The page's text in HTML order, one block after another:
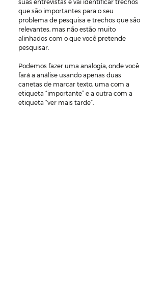
suas entrevistas e vai identificar trechos
que são importantes para o seu
problema de pesquisa e trechos que são
relevantes, mas não estão muito
alinhados com o que você pretende
pesquisar.
Podemos fazer uma analogia, onde você
fará a análise usando apenas duas
canetas de marcar texto, uma com a
etiqueta “importante” e a outra com a
etiqueta “ver mais tarde”.